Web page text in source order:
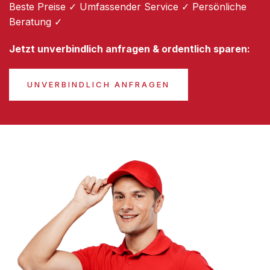
Beste Preise ✓ Umfassender Service ✓ Persönliche
Beratung ✓
Jetzt unverbindlich anfragen & ordentlich sparen:
UNVERBINDLICH ANFRAGEN